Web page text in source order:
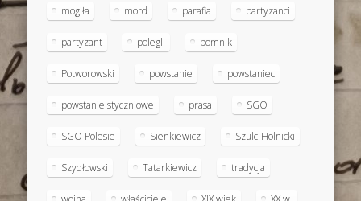
mogiła mord parafia partyzanci
partyzant polegli pomnik
Potworowski powstanie powstaniec
powstanie styczniowe prasa SGO
SGO Polesie Sienkiewicz Szulc-Holnicki
Szydłowski Tatarkiewicz tradycja